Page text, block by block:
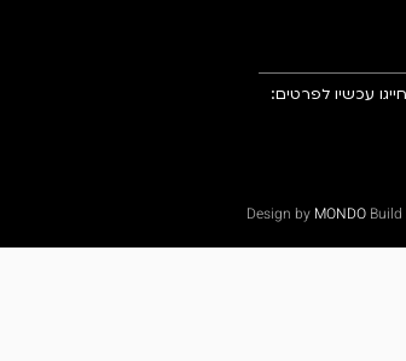
חייגו עכשיו לפרטים:
Design by MONDO